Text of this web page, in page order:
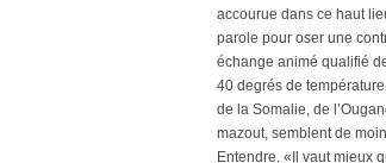
accourue dans ce haut
parole pour oser une
échange animé qualifié
40 degrés de
de la Somalie, de
mazout, semblent de
Entendre. «Il vaut mieux